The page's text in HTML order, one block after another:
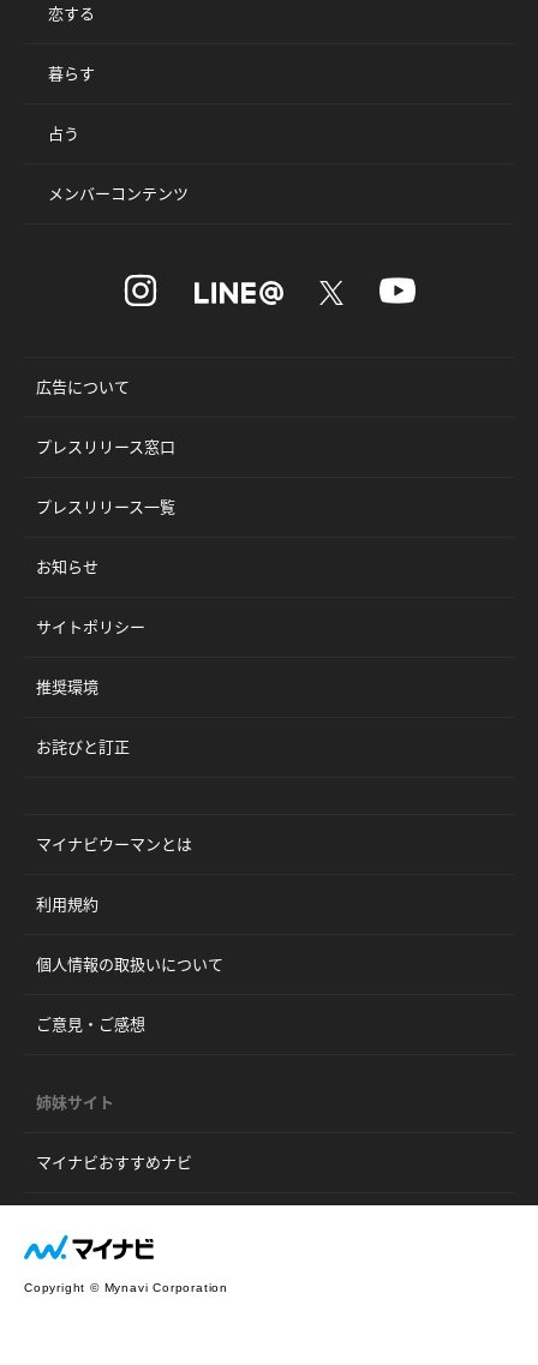
恋する
暮らす
占う
メンバーコンテンツ
広告について
プレスリリース窓口
プレスリリース一覧
お知らせ
サイトポリシー
推奨環境
お詫びと訂正
マイナビウーマンとは
利用規約
個人情報の取扱いについて
ご意見・ご感想
姉妹サイト
マイナビおすすめナビ
Copyright © Mynavi Corporation